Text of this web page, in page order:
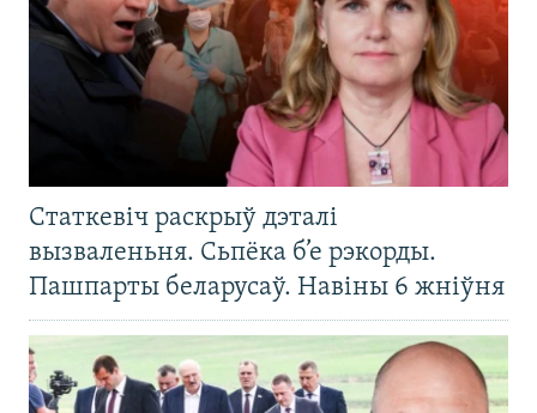
Статкевіч раскрыў дэталі
вызваленьня. Сьпёка б’е рэкорды.
Пашпарты беларусаў. Навіны 6 жніўня